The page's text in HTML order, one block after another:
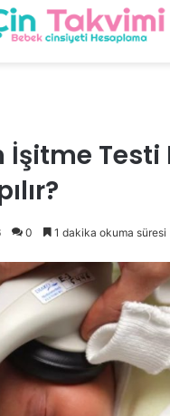
Testi
0 1 dakika okuma süresi